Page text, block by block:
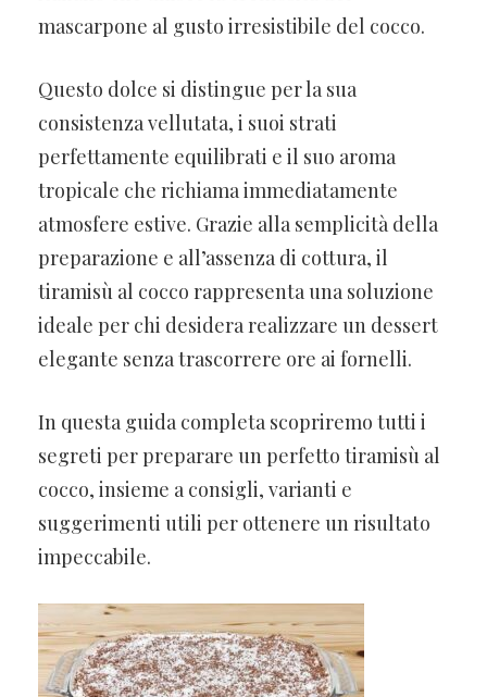
mascarpone al gusto irresistibile del cocco.
Questo dolce si distingue per la sua
consistenza vellutata, i suoi strati
perfettamente equilibrati e il suo aroma
tropicale che richiama immediatamente
atmosfere estive. Grazie alla semplicità della
preparazione e all’assenza di cottura, il
tiramisù al cocco rappresenta una soluzione
ideale per chi desidera realizzare un dessert
elegante senza trascorrere ore ai fornelli.
In questa guida completa scopriremo tutti i
segreti per preparare un perfetto tiramisù al
cocco, insieme a consigli, varianti e
suggerimenti utili per ottenere un risultato
impeccabile.